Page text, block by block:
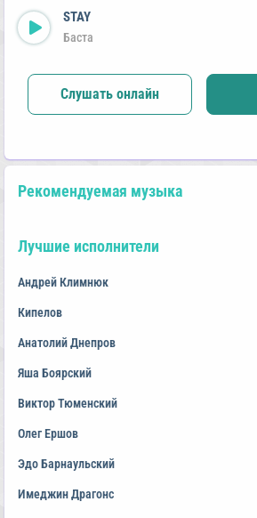
STAY
Баста
Слушать онлайн
Рекомендуемая музыка
Лучшие исполнители
Андрей Климнюк
Кипелов
Анатолий Днепров
Яша Боярский
Виктор Тюменский
Олег Ершов
Эдо Барнаульский
Имеджин Драгонс